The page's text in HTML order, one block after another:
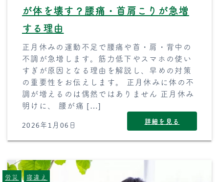
が体を壊す？腰痛・首肩こりが急増
する理由
正月休みの運動不足で腰痛や首・肩・背中の
不調が急増します。筋力低下やスマホの使い
すぎが原因となる理由を解説し、早めの対策
の重要性をお伝えします。 正月休みに体の不
調が増えるのは偶然ではありません 正月休み
明けに、 腰が痛 […]
2026年1月06日 詳細を見る
労災
寝違え